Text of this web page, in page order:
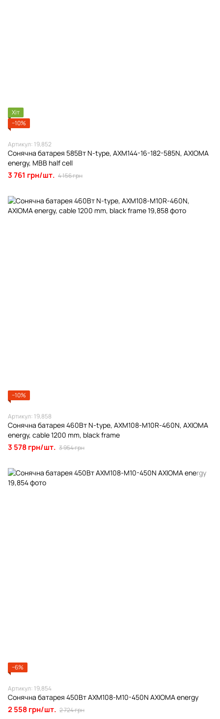
Хіт
−10%
Артикул: 19,852
Сонячна батарея 585Вт N-type, AXM144-16-182-585N, AXIOMA
energy, MBB half cell
3 761 грн/шт. 4 156 грн
−10%
Артикул: 19,858
Сонячна батарея 460Вт N-type, AXM108-M10R-460N, AXIOMA
energy, cable 1200 mm, black frame
3 578 грн/шт. 3 954 грн
−6%
Артикул: 19,854
Сонячна батарея 450Вт AXM108-M10-450N AXIOMA energy
2 558 грн/шт. 2 724 грн